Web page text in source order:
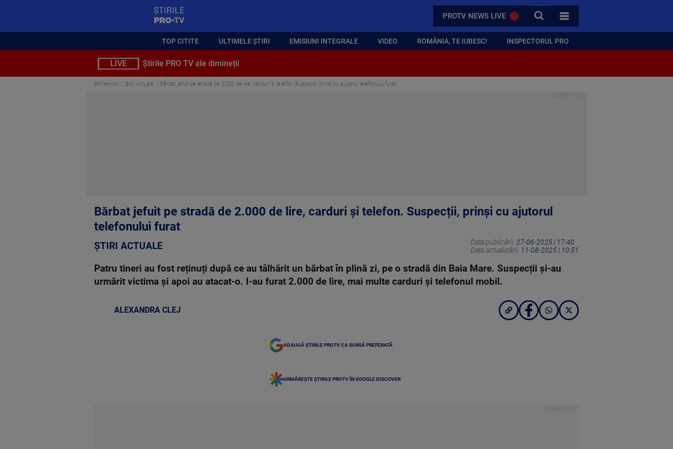
PROTV NEWS LIVE CAUTA
TOATE CATEGORIILE
TOP CITITE ULTIMELE ȘTIRI EMISIUNI INTEGRALE VIDEO ROMÂNIA, TE IUBESC! INSPECTORUL PRO
LIVE Știrile PRO TV ale dimineții
Stirileprotv Știri Actuale Bărbat jefuit pe stradă de 2.000 de lire, carduri și telefon. Suspecții, prinși cu ajutorul telefonului furat
Bărbat jefuit pe stradă de 2.000 de lire, carduri și telefon. Suspecții, prinși cu ajutorul
telefonului furat
ȘTIRI ACTUALE Data publicării: 27-06-2025 | 17:40
Data actualizării: 11-08-2025 | 10:51
Patru tineri au fost reținuți după ce au tâlhărit un bărbat în plină zi, pe o stradă din Baia Mare. Suspecții și-au
urmărit victima și apoi au atacat-o. I-au furat 2.000 de lire, mai multe carduri și telefonul mobil.
ALEXANDRA CLEJ
ADAUGĂ ȘTIRILE PROTV CA SURSĂ PREFERATĂ
URMĂREȘTE ȘTIRILE PROTV ÎN GOOGLE DISCOVER